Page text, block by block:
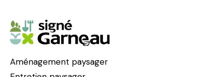
i
n
Aménagement paysager